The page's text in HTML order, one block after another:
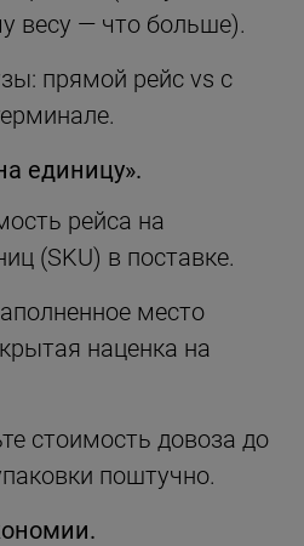
весу — что больше).
прямой рейс vs с
единицу».
рейса на
(SKU) в поставке.
место
наценка на
стоимость довоза до
поштучно.